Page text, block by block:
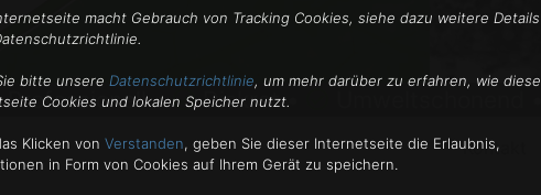
Professionell • Diskret •
Kontakt
macht Gebrauch von Tracking Cookies, siehe dazu weitere Details
bitte unsere Datenschutzrichtlinie, um mehr darüber zu erfahren, wie diese
Cookies und lokalen Speicher nutzt.
Klicken von Verstanden, geben Sie dieser Internetseite die Erlaubnis,
in Form von Cookies auf Ihrem Gerät zu speichern.